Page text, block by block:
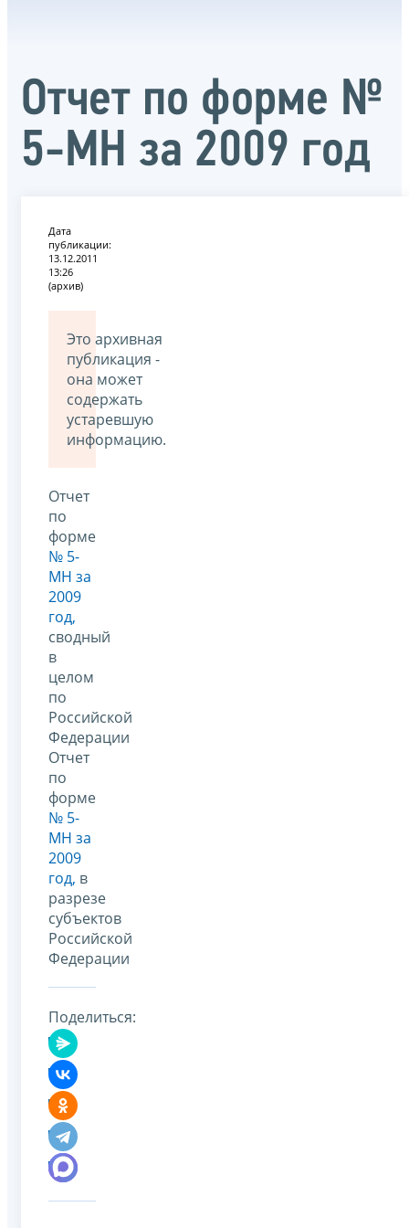
Отчет по форме №
5-МН за 2009 год
Дата
публикации:
13.12.2011
13:26
(архив)
Это архивная
публикация -
она может
содержать
устаревшую
информацию.
Отчет
по
форме
№ 5-
МН за
2009
год,
сводный
в
целом
по
Российской
Федерации
Отчет
по
форме
№ 5-
МН за
2009
год, в
разрезе
субъектов
Российской
Федерации
Поделиться: